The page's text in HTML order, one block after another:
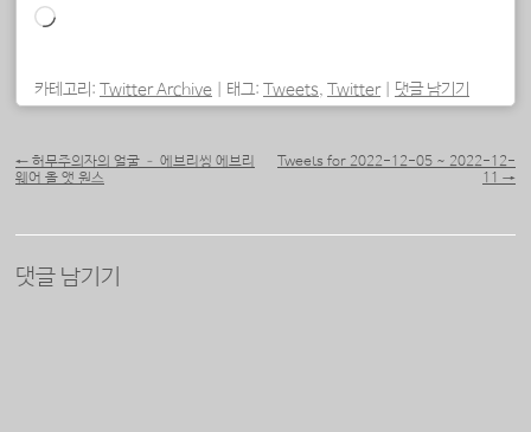
로
중...
카테고리: Twitter Archive 태그: Tweets, Twitter 댓글 남기기
← 허무주의자의 얼굴 – 에브리씽 에브리
웨어 올 앳 원스
Tweets for 2022-12-05 ~ 2022-12-
11 →
댓글 남기기